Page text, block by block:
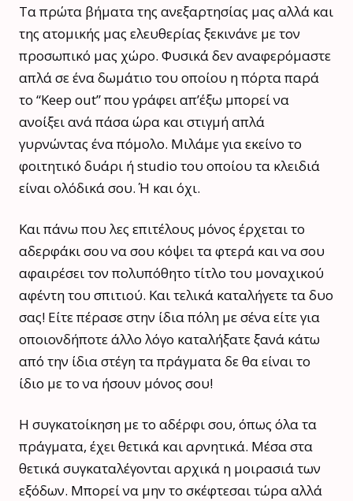
Τα πρώτα βήματα της ανεξαρτησίας μας αλλά και
της ατομικής μας ελευθερίας ξεκινάνε με τον
προσωπικό μας χώρο. Φυσικά δεν αναφερόμαστε
απλά σε ένα δωμάτιο του οποίου η πόρτα παρά
το “Keep out” που γράφει απ’έξω μπορεί να
ανοίξει ανά πάσα ώρα και στιγμή απλά
γυρνώντας ένα πόμολο. Μιλάμε για εκείνο το
φοιτητικό δυάρι ή studio του οποίου τα κλειδιά
είναι ολόδικά σου. Ή και όχι.
Και πάνω που λες επιτέλους μόνος έρχεται το
αδερφάκι σου να σου κόψει τα φτερά και να σου
αφαιρέσει τον πολυπόθητο τίτλο του μοναχικού
αφέντη του σπιτιού. Και τελικά καταλήγετε τα δυο
σας! Είτε πέρασε στην ίδια πόλη με σένα είτε για
οποιονδήποτε άλλο λόγο καταλήξατε ξανά κάτω
από την ίδια στέγη τα πράγματα δε θα είναι το
ίδιο με το να ήσουν μόνος σου!
Η συγκατοίκηση με το αδέρφι σου, όπως όλα τα
πράγματα, έχει θετικά και αρνητικά. Μέσα στα
θετικά συγκαταλέγονται αρχικά η μοιρασιά των
εξόδων. Μπορεί να μην το σκέφτεσαι τώρα αλλά